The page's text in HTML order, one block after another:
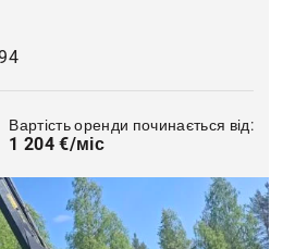
Вартість оренди починається від:
1 204 €/міс